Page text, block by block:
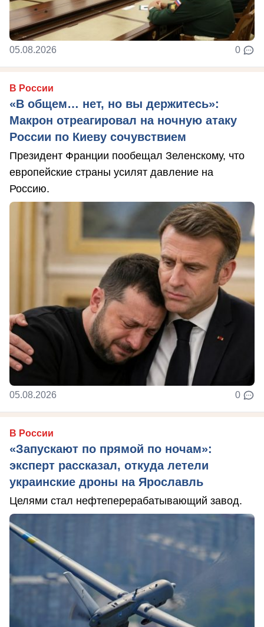
05.08.2026 0
В России
«В общем… нет, но вы держитесь»:
Макрон отреагировал на ночную атаку
России по Киеву сочувствием
Президент Франции пообещал Зеленскому, что
европейские страны усилят давление на
Россию.
05.08.2026 0
В России
«Запускают по прямой по ночам»:
эксперт рассказал, откуда летели
украинские дроны на Ярославль
Целями стал нефтеперерабатывающий завод.